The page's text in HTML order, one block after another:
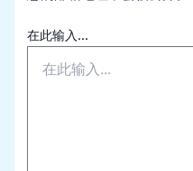
在此输入...